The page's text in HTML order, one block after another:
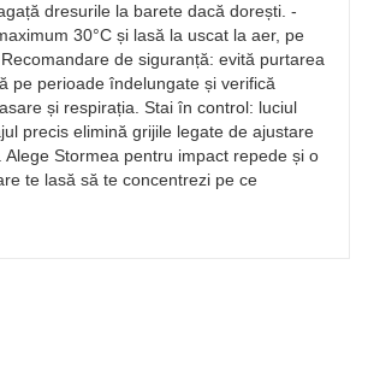
dresurile la barete dacă dorești. -
30°C și lasă la uscat la aer, pe
de siguranță: evită purtarea
pe perioade îndelungate și verifică
și respirația. Stai în control: luciul
precis elimină grijile legate de ajustare
Alege Stormea pentru impact repede și o
te lasă să te concentrezi pe ce